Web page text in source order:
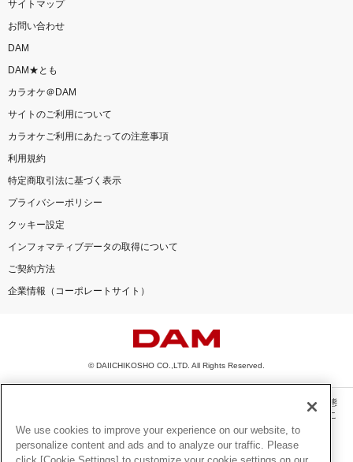
サイトマップ
お問い合わせ
DAM
DAM★とも
カラオケ＠DAM
サイトのご利用について
カラオケご利用にあたっての注意事項
利用規約
特定商取引法に基づく表示
プライバシーポリシー
クッキー設定
インフォマティブデータの取得について
ご契約方法
企業情報（コーポレートサイト）
© DAIICHIKOSHO CO.,LTD. All Rights Reserved.
このサイトに掲載されている一切の文章・画像・写真・動画・音声等を、手段や形態
を問わず、著作権法の定める範囲を超えて無断で複製、転載、ファイル化などするこ
とを禁じます。
楽曲及びコンテンツは、機種によりご利用いただけない場合があります。
We use cookies to improve your experience on our website, to
personalize content and ads and to analyze our traffic. Please